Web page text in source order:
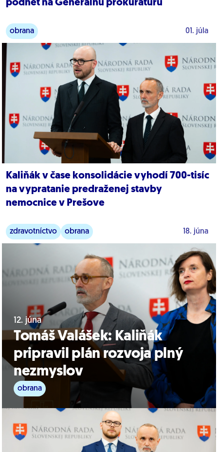
podnet na Generálnu prokuratúru
obrana 01. júla
Kaliňák v čase konsolidácie vyhodí 700-tisíc
na vypratanie predraženej stavby
nemocnice v Prešove
zdravotníctvo obrana 18. júna
12. júna
Tomáš Valášek: Kaliňák
pripravil plán rozvoja plný
nezmyslov
obrana